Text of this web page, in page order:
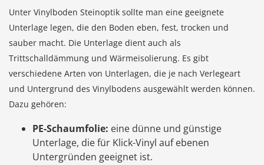
Unter Vinylboden Steinoptik sollte man eine geeignete
Unterlage legen, die den Boden eben, fest, trocken und
sauber macht. Die Unterlage dient auch als
Trittschalldämmung und Wärmeisolierung. Es gibt
verschiedene Arten von Unterlagen, die je nach Verlegeart
und Untergrund des Vinylbodens ausgewählt werden können.
Dazu gehören:
PE-Schaumfolie: eine dünne und günstige
Unterlage, die für Klick-Vinyl auf ebenen
Untergründen geeignet ist.